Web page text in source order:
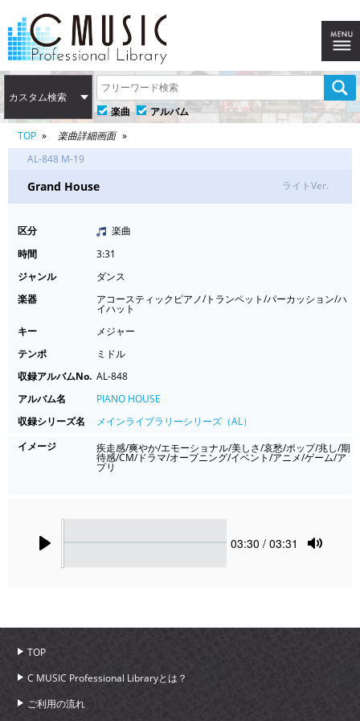
カスタム検索
楽曲
アルバム
TOP
楽曲詳細画面
AL-848 M-19
Grand House ライトVer.
区分
楽曲
時間
3:31
ジャンル
ダンス
楽器
アコースティックピアノ/トランペット/パーカッション/ハ
イハット
キー
メジャー
テンポ
ミドル
収録アルバムNo. AL-848
アルバム名
PIANO HOUSE
収録シリーズ名
メインライブラリーシリーズ（AL）
イメージ
疾走感/爽やか/エモーショナル/美しさ/哀愁/ポップ/兆し/期
待感/CM/ドラマ/オープニング/イベント/アニメ/ゲーム/ア
プリ
Current
03:30 / 03:31
TOP
C MUSIC Professional Libraryとは？
ご利用の流れ